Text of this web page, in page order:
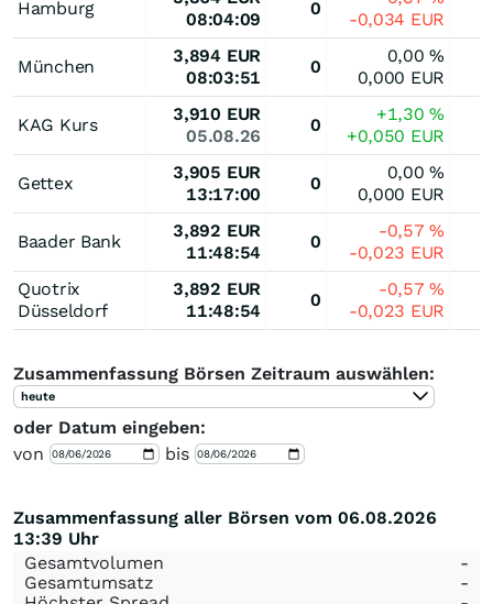
Hamburg
08:04:09
0
-0,034 EUR
München
3,894 EUR
08:03:51
0
0,00%
0,000 EUR
KAG Kurs
3,910 EUR
05.08.26
0
+1,30%
+0,050 EUR
Gettex
3,905 EUR
13:17:00
0
0,00%
0,000 EUR
Baader Bank
3,892 EUR
11:48:54
0
-0,57%
-0,023 EUR
Quotrix
Düsseldorf
3,892 EUR
11:48:54
0
-0,57%
-0,023 EUR
Zusammenfassung Börsen Zeitraum auswählen:
heute
oder Datum eingeben:
von
bis
Zusammenfassung aller Börsen vom 06.08.2026
13:39 Uhr
Gesamtvolumen
-
Gesamtumsatz
-